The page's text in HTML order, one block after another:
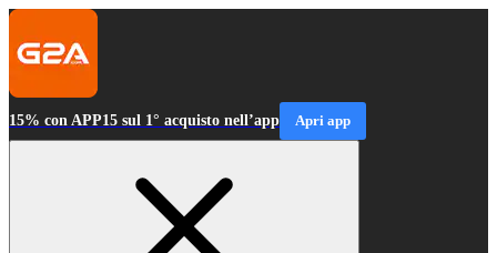
15% con APP15 sul 1° acquisto nell’app Apri app